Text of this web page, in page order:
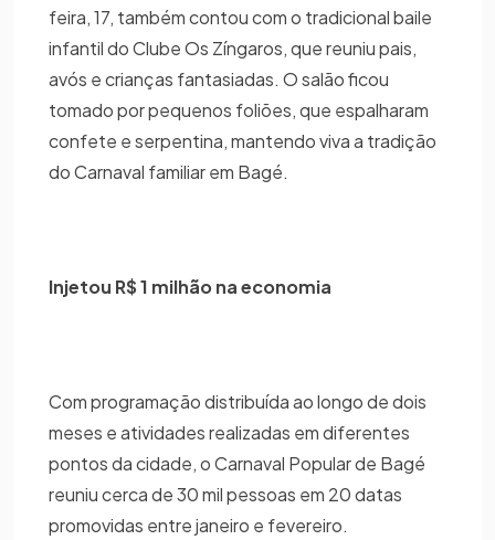
feira, 17, também contou com o tradicional baile
infantil do Clube Os Zíngaros, que reuniu pais,
avós e crianças fantasiadas. O salão ficou
tomado por pequenos foliões, que espalharam
confete e serpentina, mantendo viva a tradição
do Carnaval familiar em Bagé.
Injetou R$ 1 milhão na economia
Com programação distribuída ao longo de dois
meses e atividades realizadas em diferentes
pontos da cidade, o Carnaval Popular de Bagé
reuniu cerca de 30 mil pessoas em 20 datas
promovidas entre janeiro e fevereiro.